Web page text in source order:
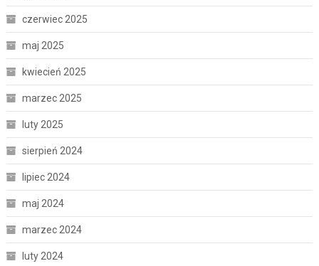
czerwiec 2025
maj 2025
kwiecień 2025
marzec 2025
luty 2025
sierpień 2024
lipiec 2024
maj 2024
marzec 2024
luty 2024